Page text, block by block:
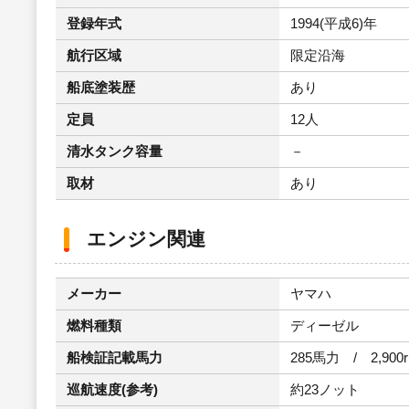
登録年式 1994(平成6)年
航行区域 限定沿海
船底塗装歴 あり
定員 12人
清水タンク容量 －
取材 あり
エンジン関連
メーカー ヤマハ
燃料種類 ディーゼル
船検証記載馬力 285馬力 /
巡航速度(参考) 約23ノット